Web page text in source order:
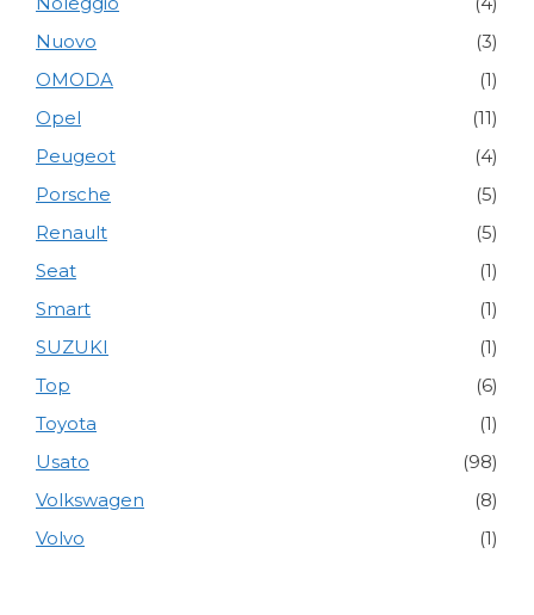
Nuovo
(3)
OMODA
(1)
Opel
(11)
Peugeot
(4)
Porsche
(5)
Renault
(5)
Seat
(1)
Smart
(1)
SUZUKI
(1)
Top
(6)
Toyota
(1)
Usato
(98)
Volkswagen
(8)
Volvo
(1)